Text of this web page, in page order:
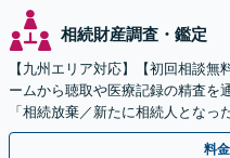
相続財産調査・鑑定
【九州エリア対応】【初回相談
ームから聴取や医療記録の精査を
「相続放棄／新たに相続人とな
応まで、きめ細やかにサポート」
料